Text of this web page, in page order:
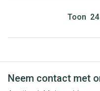
Toon
Neem contact met